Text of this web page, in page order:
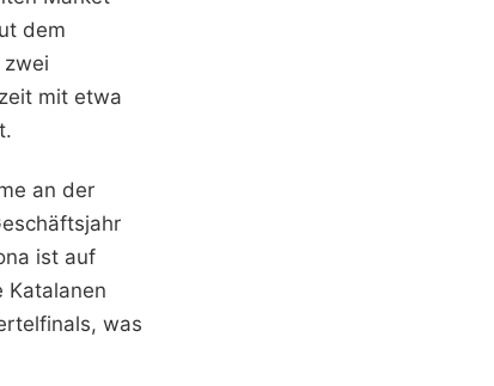
dem
mit etwa
an der
ist auf
Katalanen
was